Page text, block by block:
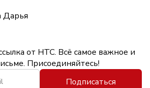
Дарья
от НТС. Всё самое важное и
Присоединяйтесь!
Подписаться